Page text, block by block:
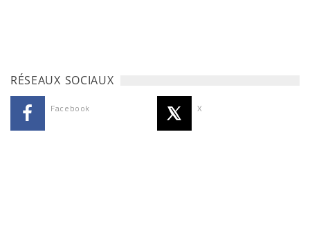
RÉSEAUX SOCIAUX
Facebook X